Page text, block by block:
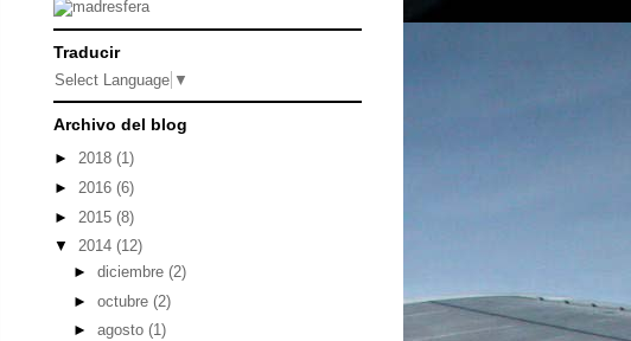
Traducir
Select Language ▼
Archivo del blog
► 2018 (1)
► 2016 (6)
► 2015 (8)
▼ 2014 (12)
► diciembre (2)
► octubre (2)
► agosto (1)